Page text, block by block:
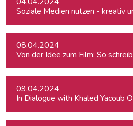
Soziale Medien nutzen - kreativ
08.04.2024
Von der Idee zum Film: So
09.04.2024
In Dialogue with Khaled Yacoub